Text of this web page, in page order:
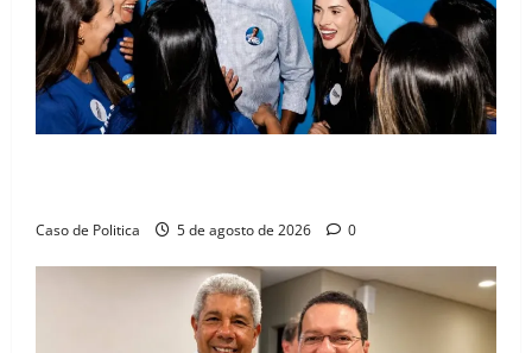
Caso de Politica 5 de agosto de 2026 0